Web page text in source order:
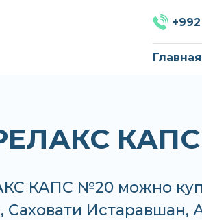
Главная
КАПС №20 можно
Саховати Истаравшан,